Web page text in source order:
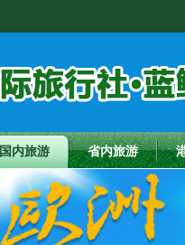
国内旅游 省内旅游